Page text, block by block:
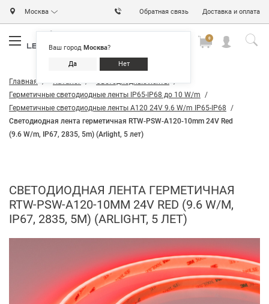
Москва
Ваш город Москва?
Да Нет
Обратная связь Доставка и оплата
0
Главная Каталог
Светодиодные ленты
Герметичные светодиодные ленты IP65-IP68 до 10 W/m
Герметичные светодиодные ленты A120 24V 9.6 W/m IP65-IP68
Светодиодная лента герметичная RTW-PSW-A120-10mm 24V Red
(9.6 W/m, IP67, 2835, 5m) (Arlight, 5 лет)
СВЕТОДИОДНАЯ ЛЕНТА ГЕРМЕТИЧНАЯ
RTW-PSW-A120-10MM 24V RED (9.6 W/M,
IP67, 2835, 5M) (ARLIGHT, 5 ЛЕТ)